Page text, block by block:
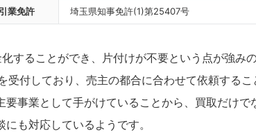
業免許 埼玉県知事免許(1)第25407号
することができ、片付けが不要という点が強み
受付しており、売主の都合に合わせて依頼するこ
要事業として手がけていることから、買取だけ
も対応しているようです。